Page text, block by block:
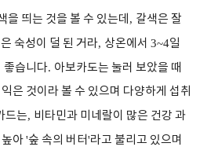
을 띄는 것을 볼 수 있는데 , 갈색은 잘
숙성이 덜 된 거라, 상온에서 3~4일
좋습니다. 아보카도는 눌러 보았을 때
은 것이라 볼 수 있으며 다양하게 섭취
드는, 비타민과 미네랄이 많은 건강 과
아'숲 속의 버터'라고 불리고 있으며